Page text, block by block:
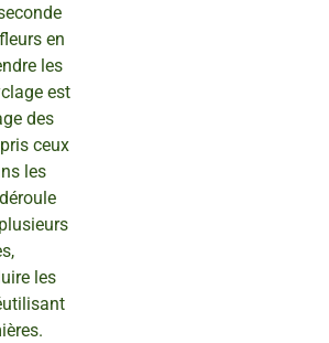
en
les
est
des
ceux
les
les